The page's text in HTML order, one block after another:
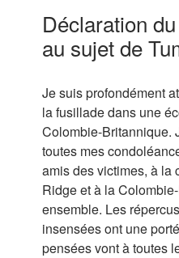
Déclaration
au sujet de
Je suis profondément
la fusillade dans une
Colombie-Britannique.
toutes mes
amis des victimes, à la
Ridge et à la
ensemble. Les
insensées ont une
pensées vont à toutes